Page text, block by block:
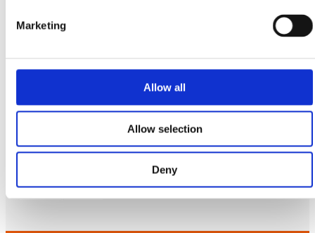
Marketing
Allow all
Allow selection
Deny
Über uns